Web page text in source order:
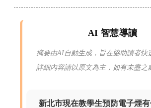
AI 智慧導讀
摘要由AI自動生成，旨在協助讀者快
詳細內容請以原文為主，如有未盡之
新北市現在教學生預防電子煙